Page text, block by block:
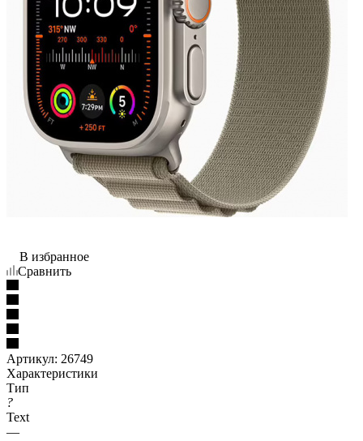
В избранное
Сравнить
Артикул: 26749
Характеристики
Тип
?
Text
—